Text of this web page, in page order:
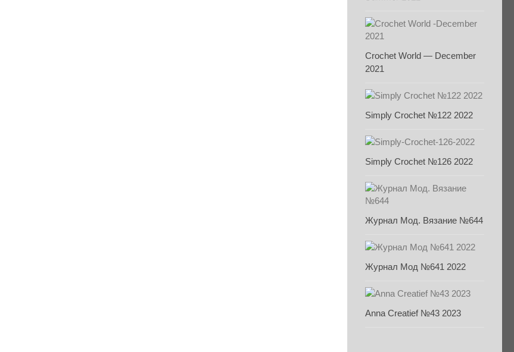
Crochet World — December
2021
Simply Crochet №122 2022
Simply Crochet №126 2022
Журнал Мод. Вязание №644
Журнал Мод №641 2022
Anna Creatief №43 2023